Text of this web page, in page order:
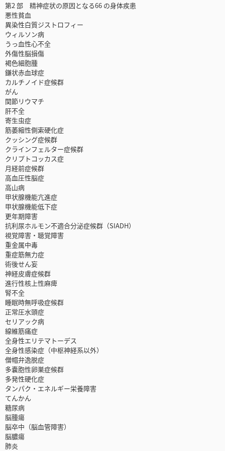
第2 部 精神症状の原因となる66 の身体疾患
悪性貧血
異染性白質ジストロフィー
ウィルソン病
うっ血性心不全
外傷性脳損傷
褐色細胞腫
鎌状赤血球症
カルチノイド症候群
がん
関節リウマチ
肝不全
寄生虫症
筋萎縮性側索硬化症
クッシング症候群
クラインフェルター症候群
クリプトコッカス症
月経前症候群
高血圧性脳症
高山病
甲状腺機能亢進症
甲状腺機能低下症
更年期障害
抗利尿ホルモン不適合分泌症候群（SIADH）
視覚障害・聴覚障害
重金属中毒
重症筋無力症
術後せん妄
神経皮膚症候群
進行性核上性麻痺
腎不全
睡眠時無呼吸症候群
正常圧水頭症
セリアック病
線維筋痛症
全身性エリテマトーデス
全身性感染症（中枢神経系以外）
僧帽弁逸脱症
多嚢胞性卵巣症候群
多発性硬化症
タンパク・エネルギー栄養障害
てんかん
糖尿病
脳腫瘍
脳卒中（脳血管障害）
脳膿瘍
肺炎